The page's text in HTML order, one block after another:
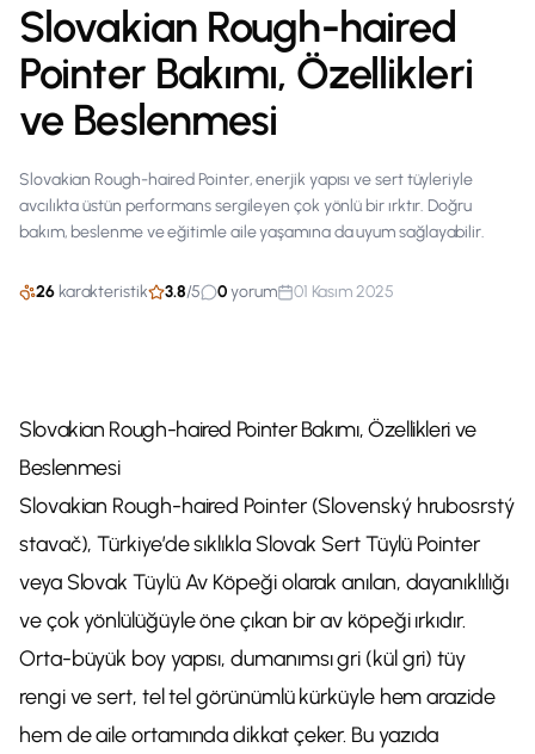
Slovakian Rough-haired
Pointer Bakımı, Özellikleri
ve Beslenmesi
Slovakian Rough-haired Pointer, enerjik yapısı ve sert tüyleriyle
avcılıkta üstün performans sergileyen çok yönlü bir ırktır. Doğru
bakım, beslenme ve eğitimle aile yaşamına da uyum sağlayabilir.
26 karakteristik 3.8/5 0yorum 01 Kasım 2025
Slovakian Rough-haired Pointer Bakımı, Özellikleri ve
Beslenmesi
Slovakian Rough-haired Pointer (Slovenský hrubosrstý
stavač), Türkiye’de sıklıkla Slovak Sert Tüylü Pointer
veya Slovak Tüylü Av Köpeği olarak anılan, dayanıklılığı
ve çok yönlülüğüyle öne çıkan bir av köpeği ırkıdır.
Orta-büyük boy yapısı, dumanımsı gri (kül gri) tüy
rengi ve sert, tel tel görünümlü kürküyle hem arazide
hem de aile ortamında dikkat çeker. Bu yazıda